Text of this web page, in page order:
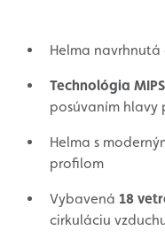
Helma
Technológia MIPS
posúvaním hlavy
Helma s
profilom
Vybavená 18
cirkuláciu